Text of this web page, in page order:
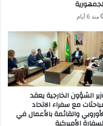
منذ 6 أيام
الشؤون الخارجية يعقد
مع سفراء الاتحاد
والقائمة بالأعمال في